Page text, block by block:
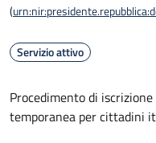
(
Servizio attivo
Procedimento di
temporanea per cittadini